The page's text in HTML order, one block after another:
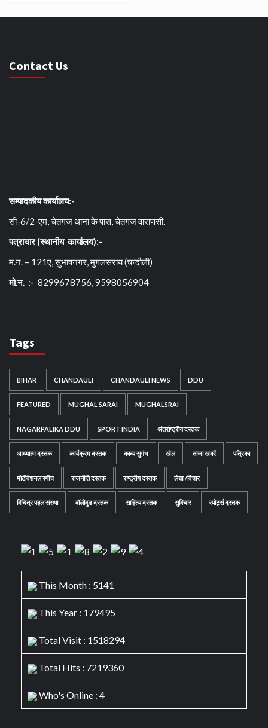
Contact Us
सम्पादकीय कार्यालय:-
सी-6/2-एम, चेतगंज थाना के पास, चेतगंज वाराणसी.
पत्राचार (स्थानीय कार्यालय):-
म.न. – 121ए, सुभाषनगर, मुगलसराय (चन्दौली)
मो.न. :- 8299678756, 9598056904
Tags
BIHAR CHANDAULI CHANDAULI NEWS DDU
FEATURED MUGHAL SARAI MUGHALSRAI
NAGARPALIKA DDU SPORT INDIA अंतर्राष्ट्रीय दस्तक
आध्यात्म दस्तक कार्यक्रम दस्तक काव्य सुगंध खेल ताजा खबरें पत्रिका
मोटीवेशनल स्पीच राजनीति दस्तक राष्ट्रीय दस्तक लेख /विचार
विचित्र पहल संस्था वॉलीवुड दस्तक साहित्य दस्तक सुविचार स्पोर्ट्स दस्तक
This Month : 5141
This Year : 179495
Total Visit : 1518294
Total Hits : 7219360
Who's Online : 4